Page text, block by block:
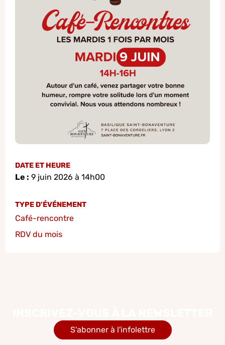
DATE ET HEURE
Le : 9 juin 2026 à 14h00
TYPE D'ÉVÉNEMENT
Café-rencontre
RDV du mois
S'abonner à l'infolettre